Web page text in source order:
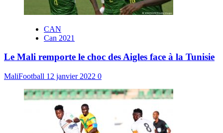
CAN
Can 2021
Le Mali remporte le choc des Aigles face à la Tunisie
MaliFootball 12 janvier 2022 0